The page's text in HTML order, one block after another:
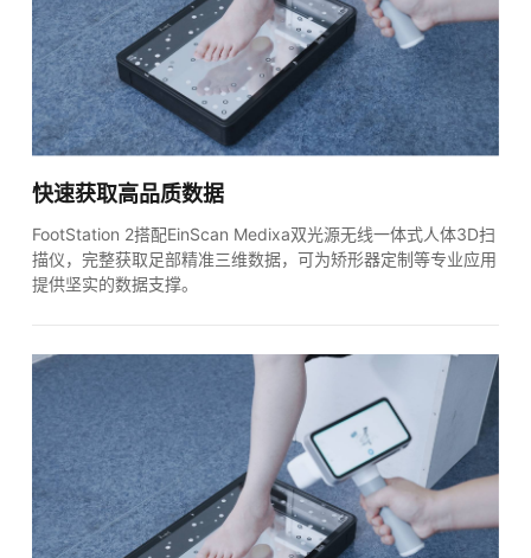
快速获取高品质数据
FootStation 2搭配EinScan Medixa双光源无线一体式人体3D扫
描仪，完整获取足部精准三维数据，可为矫形器定制等专业应用
提供坚实的数据支撑。